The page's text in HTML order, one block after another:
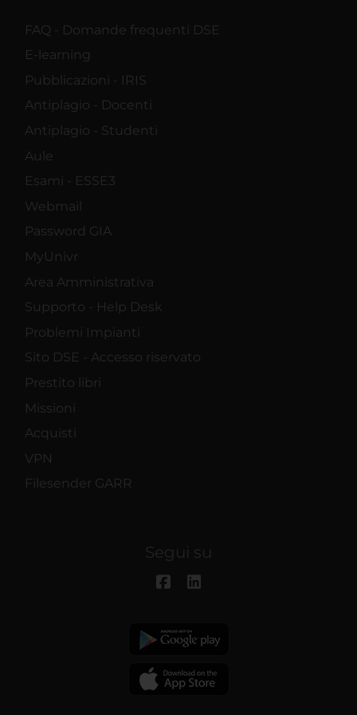
FAQ - Domande frequenti DSE
E-learning
Pubblicazioni - IRIS
Antiplagio - Docenti
Antiplagio - Studenti
Aule
Esami - ESSE3
Webmail
Password GIA
MyUnivr
Area Amministrativa
Supporto - Help Desk
Problemi Impianti
Sito DSE - Accesso riservato
Prestito libri
Missioni
Acquisti
VPN
Filesender GARR
Segui su